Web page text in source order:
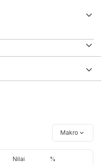
PNG
sekarang
Makro
Nilai %